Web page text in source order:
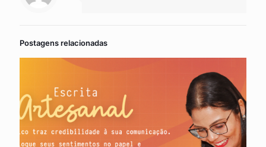
Postagens relacionadas